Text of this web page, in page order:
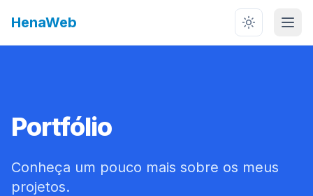
HenaWeb Switch to
Portfólio
Conheça um pouco mais sobre os meus
projetos.